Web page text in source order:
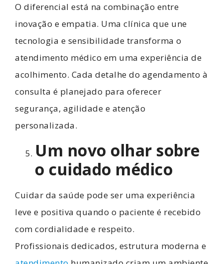
O diferencial está na combinação entre
inovação e empatia. Uma clínica que une
tecnologia e sensibilidade transforma o
atendimento médico em uma experiência de
acolhimento. Cada detalhe do agendamento à
consulta é planejado para oferecer
segurança, agilidade e atenção
personalizada.
Um novo olhar sobre
o cuidado médico
Cuidar da saúde pode ser uma experiência
leve e positiva quando o paciente é recebido
com cordialidade e respeito.
Profissionais dedicados, estrutura moderna e